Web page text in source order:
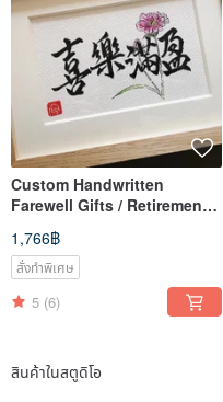
Custom Handwritten
Farewell Gifts / Retirement
Gifts / Encouragement Gifts
/ Keepsake Gifts
1,766฿
สั่งทำพิเศษ
5 (6)
สินค้าในสตูดิโอ